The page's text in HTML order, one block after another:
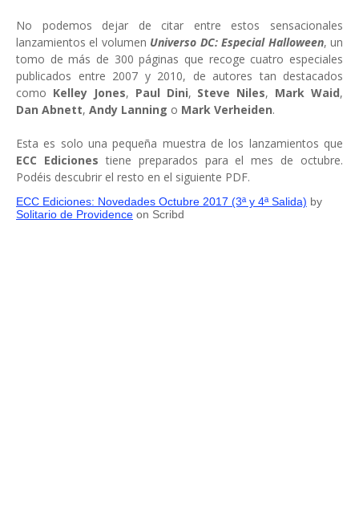
No podemos dejar de citar entre estos sensacionales
lanzamientos el volumen Universo DC: Especial Halloween, un
tomo de más de 300 páginas que recoge cuatro especiales
publicados entre 2007 y 2010, de autores tan destacados
como Kelley Jones, Paul Dini, Steve Niles, Mark Waid,
Dan Abnett, Andy Lanning o Mark Verheiden.
Esta es solo una pequeña muestra de los lanzamientos que
ECC Ediciones tiene preparados para el mes de octubre.
Podéis descubrir el resto en el siguiente PDF.
ECC Ediciones: Novedades Octubre 2017 (3ª y 4ª Salida) by
Solitario de Providence on Scribd